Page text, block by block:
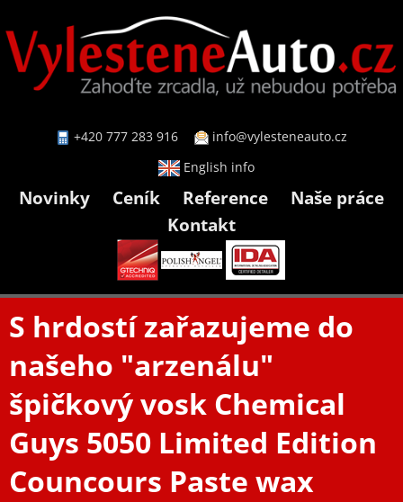
+420 777 283 916
info@vylesteneauto.cz
English info
Novinky Ceník Reference
Naše práce
Kontakt
S hrdostí zařazujeme do
našeho "arzenálu"
špičkový vosk Chemical
Guys 5050 Limited Edition
Councours Paste wax